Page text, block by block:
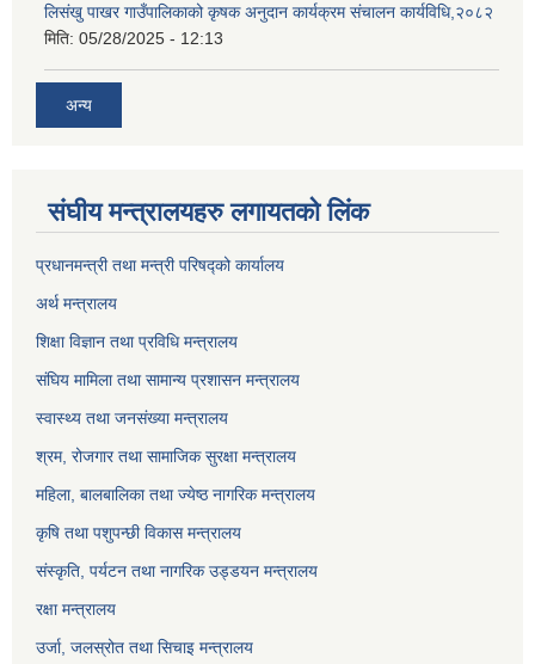
लिसंखु पाखर गाउँपालिकाको कृषक अनुदान कार्यक्रम संचालन कार्यविधि,२०८२
मिति: 05/28/2025 - 12:13
अन्य
संघीय मन्त्रालयहरु लगायतको लिंक
प्रधानमन्त्री तथा मन्त्री परिषद्को कार्यालय
अर्थ मन्त्रालय
शिक्षा विज्ञान तथा प्रविधि मन्त्रालय
संघिय मामिला तथा सामान्य प्रशासन मन्त्रालय
स्वास्थ्य तथा जनसंख्या मन्त्रालय
श्रम, रोजगार तथा सामाजिक सुरक्षा मन्त्रालय
महिला, बालबालिका तथा ज्येष्ठ नागरिक मन्त्रालय
कृषि तथा पशुपन्छी विकास मन्त्रालय
संस्कृति, पर्यटन तथा नागरिक उड्डयन मन्त्रालय
रक्षा मन्त्रालय
उर्जा, जलस्रोत तथा सिचाइ मन्त्रालय